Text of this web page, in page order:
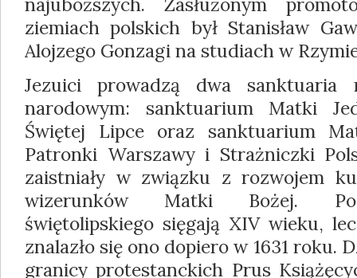
ziemiach polskich był Stanisław
Alojzego Gonzagi na studiach w
Jezuici prowadzą dwa sanktuaria
narodowym: sanktuarium Matki
Świętej Lipce oraz sanktuarium
Patronki Warszawy i Strażniczki
zaistniały w związku z rozwojem
wizerunków Matki Bożej.
świętolipskiego sięgają XIV wieku,
znalazło się ono dopiero w 1631 roku.
granicy protestanckich Prus